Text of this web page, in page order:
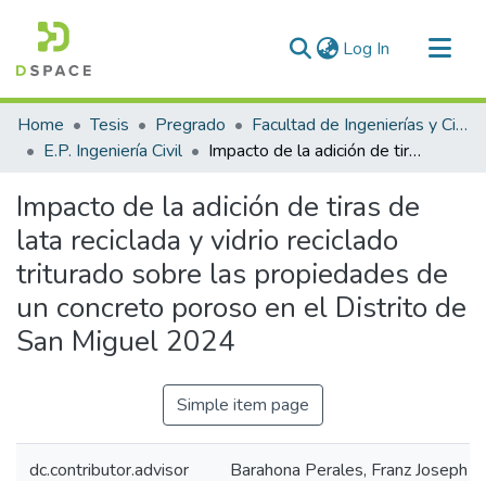
Log In (current)
Communities & Collections
All of DSpace
Home Tesis Pregrado
Facultad de Ingenierías y Ciencias Puras
E.P. Ingeniería Civil
Impacto de la adición de tiras de lata reciclada y vidrio reciclado triturado sobre las propiedades de un concreto poroso en el Distrito de San Miguel 2024
Impacto de la adición de tiras de
lata reciclada y vidrio reciclado
triturado sobre las propiedades de
un concreto poroso en el Distrito de
San Miguel 2024
Simple item page
dc.contributor.advisor Barahona Perales, Franz Joseph